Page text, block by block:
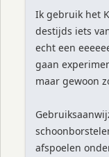
Ik gebruik het
destijds iets
echt een
gaan
maar gewoon
afspoelen